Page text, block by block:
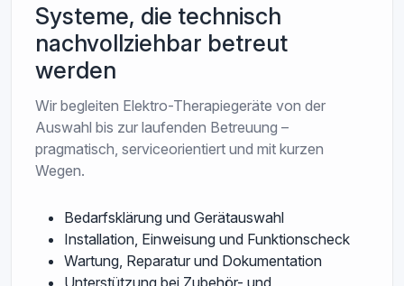
Systeme, die technisch
nachvollziehbar betreut
werden
Wir begleiten Elektro-Therapiegeräte von der
Auswahl bis zur laufenden Betreuung –
pragmatisch, serviceorientiert und mit kurzen
Wegen.
Bedarfsklärung und Gerätauswahl
Installation, Einweisung und Funktionscheck
Wartung, Reparatur und Dokumentation
Unterstützung bei Zubehör- und